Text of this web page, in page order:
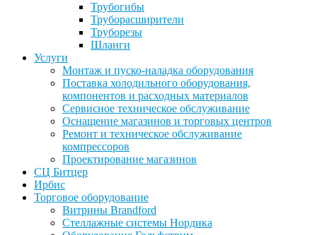
Трубогибы
Труборасширители
Труборезы
Шланги
Услуги
Монтаж и пуско-наладка оборудования
Поставка холодильного оборудования,
компонентов и расходных материалов
Сервисное техническое обслуживание
Оснащение магазинов и торговых центров
Ремонт и техническое обслуживание
компрессоров
Проектирование магазинов
СЦ Битцер
Ирбис
Торговое оборудование
Витрины Brandford
Стеллажные системы Нордика